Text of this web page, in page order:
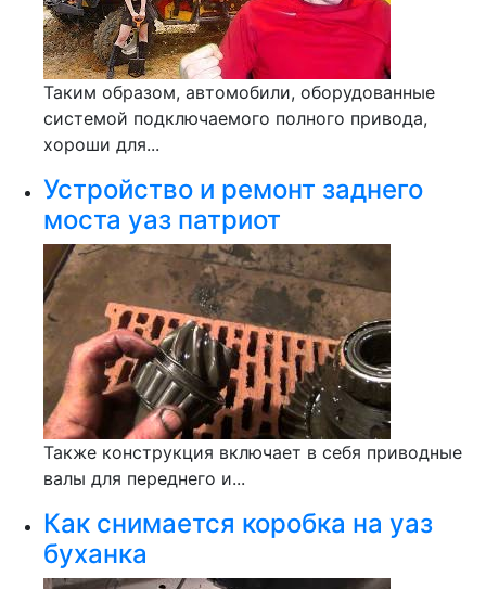
Таким образом, автомобили, оборудованные
системой подключаемого полного привода,
хороши для...
Устройство и ремонт заднего
моста уаз патриот
Также конструкция включает в себя приводные
валы для переднего и...
Как снимается коробка на уаз
буханка